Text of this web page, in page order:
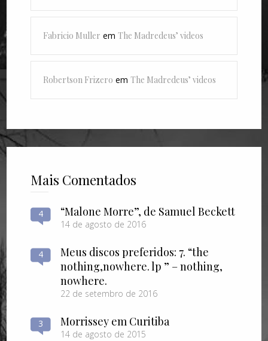
Fabricio Muller emThe Madredeus’ videos
Robertson Frizero emThe Madredeus’ videos
Mais Comentados
4 “Malone Morre”, de Samuel Beckett
14 de agosto de 2016
4
Meus discos preferidos: 7. “the
nothing​,​nowhere. lp ” – nothing​,​
nowhere.
22 de setembro de 2016
3 Morrissey em Curitiba
14 de agosto de 2015